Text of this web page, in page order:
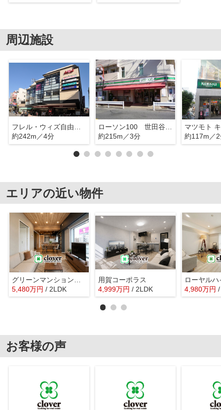
周辺施設
約242m／4分
約215m／3分
約117m／
エリアの近い物件
5,480万円 / 2LDK
用賀コーポラス
4,999万円 / 2LDK
ローヤル
4,980万円
お客様の声